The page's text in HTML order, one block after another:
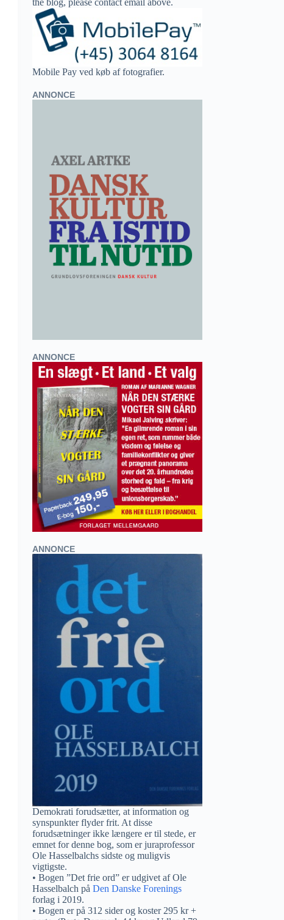
the blog, please contact email above.
Mobile Pay ved køb af fotografier.
ANNONCE
ANNONCE
ANNONCE
Demokrati forudsætter, at information og
synspunkter flyder frit. At disse
forudsætninger ikke længere er til stede, er
emnet for denne bog, som er juraprofessor
Ole Hasselbalchs sidste og muligvis
vigtigste.
• Bogen ”Det frie ord” er udgivet af Ole
Hasselbalch påDen Danske Forenings
forlag i 2019.
• Bogen er på 312 sider og koster 295 kr +